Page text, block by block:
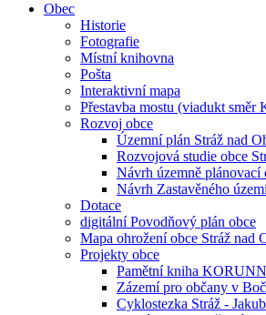
Obec
Historie
Fotografie
Místní knihovna
Pošta
Interaktivní mapa
Přestavba mostu (viadukt směr
Rozvoj obce
Územní plán Stráž nad
Rozvojová studie obce
Návrh územně plánovací
Návrh Zastavěného
Dotace
digitální Povodňový plán obce
Mapa ohrožení obce Stráž nad
Projekty obce
Pamětní kniha
Zázemí pro občany v
Cyklostezka Stráž -